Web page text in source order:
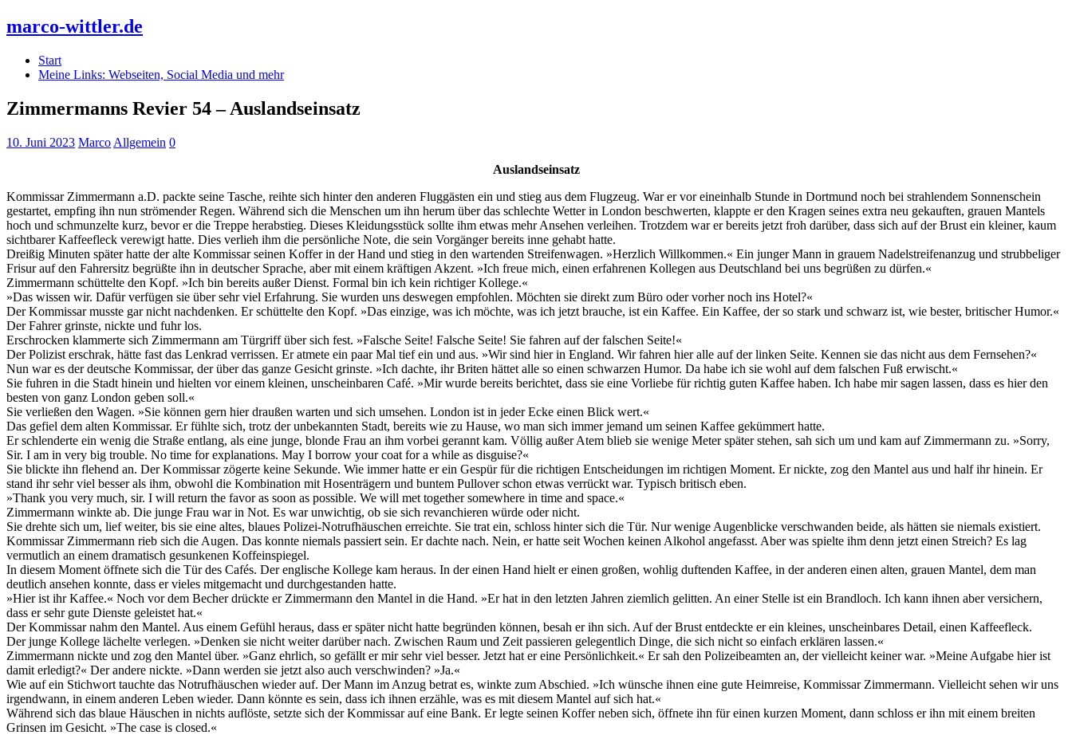
marco-wittler.de
Start
Meine Links: Webseiten, Social Media und mehr
Zimmermanns Revier 54 – Auslandseinsatz
10. Juni 2023 Marco Allgemein 0
Auslandseinsatz
Kommissar Zimmermann a.D. packte seine Tasche, reihte sich hinter den anderen Fluggästen ein und stieg aus dem Flugzeug. War er vor eineinhalb Stunde in Dortmund noch bei strahlendem Sonnenschein
gestartet, empfing ihn nun strömender Regen. Während sich die Menschen um ihn herum über das schlechte Wetter in London beschwerten, klappte er den Kragen seines extra neu gekauften, grauen Mantels
hoch und schmunzelte kurz, bevor er die Treppe herabstieg. Dieses Kleidungsstück sollte ihm etwas mehr Ansehen verleihen. Trotzdem war er bereits jetzt froh darüber, dass sich auf der Brust ein kleiner, kaum
sichtbarer Kaffeefleck verewigt hatte. Dies verlieh ihm die persönliche Note, die sein Vorgänger bereits inne gehabt hatte.
Dreißig Minuten später hatte der alte Kommissar seinen Koffer in der Hand und stieg in den wartenden Streifenwagen. »Herzlich Willkommen.« Ein junger Mann in grauem Nadelstreifenanzug und strubbeliger
Frisur auf den Fahrersitz begrüßte ihn in deutscher Sprache, aber mit einem kräftigen Akzent. »Ich freue mich, einen erfahrenen Kollegen aus Deutschland bei uns begrüßen zu dürfen.«
Zimmermann schüttelte den Kopf. »Ich bin bereits außer Dienst. Formal bin ich kein richtiger Kollege.«
»Das wissen wir. Dafür verfügen sie über sehr viel Erfahrung. Sie wurden uns deswegen empfohlen. Möchten sie direkt zum Büro oder vorher noch ins Hotel?«
Der Kommissar musste gar nicht nachdenken. Er schüttelte den Kopf. »Das einzige, was ich möchte, was ich jetzt brauche, ist ein Kaffee. Ein Kaffee, der so stark und schwarz ist, wie bester, britischer Humor.«
Der Fahrer grinste, nickte und fuhr los.
Erschrocken klammerte sich Zimmermann am Türgriff über sich fest. »Falsche Seite! Falsche Seite! Sie fahren auf der falschen Seite!«
Der Polizist erschrak, hätte fast das Lenkrad verrissen. Er atmete ein paar Mal tief ein und aus. »Wir sind hier in England. Wir fahren hier alle auf der linken Seite. Kennen sie das nicht aus dem Fernsehen?«
Nun war es der deutsche Kommissar, der über das ganze Gesicht grinste. »Ich dachte, ihr Briten hättet alle so einen schwarzen Humor. Da habe ich sie wohl auf dem falschen Fuß erwischt.«
Sie fuhren in die Stadt hinein und hielten vor einem kleinen, unscheinbaren Café. »Mir wurde bereits berichtet, dass sie eine Vorliebe für richtig guten Kaffee haben. Ich habe mir sagen lassen, dass es hier den
besten von ganz London geben soll.«
Sie verließen den Wagen. »Sie können gern hier draußen warten und sich umsehen. London ist in jeder Ecke einen Blick wert.«
Das gefiel dem alten Kommissar. Er fühlte sich, trotz der unbekannten Stadt, bereits wie zu Hause, wo man sich immer jemand um seinen Kaffee gekümmert hatte.
Er schlenderte ein wenig die Straße entlang, als eine junge, blonde Frau an ihm vorbei gerannt kam. Völlig außer Atem blieb sie wenige Meter später stehen, sah sich um und kam auf Zimmermann zu. »Sorry,
Sir. I am in very big trouble. No time for explanations. May I borrow your coat for a while as disguise?«
Sie blickte ihn flehend an. Der Kommissar zögerte keine Sekunde. Wie immer hatte er ein Gespür für die richtigen Entscheidungen im richtigen Moment. Er nickte, zog den Mantel aus und half ihr hinein. Er
stand ihr sehr viel besser als ihm, obwohl die Kombination mit Hosenträgern und buntem Pullover schon etwas verrückt war. Typisch britisch eben.
»Thank you very much, sir. I will return the favor as soon as possible. We will met together somewhere in time and space.«
Zimmermann winkte ab. Die junge Frau war in Not. Es war unwichtig, ob sie sich revanchieren würde oder nicht.
Sie drehte sich um, lief weiter, bis sie eine altes, blaues Polizei-Notrufhäuschen erreichte. Sie trat ein, schloss hinter sich die Tür. Nur wenige Augenblicke verschwanden beide, als hätten sie niemals existiert.
Kommissar Zimmermann rieb sich die Augen. Das konnte niemals passiert sein. Er dachte nach. Nein, er hatte seit Wochen keinen Alkohol angefasst. Aber was spielte ihm denn jetzt einen Streich? Es lag
vermutlich an einem dramatisch gesunkenen Koffeinspiegel.
In diesem Moment öffnete sich die Tür des Cafés. Der englische Kollege kam heraus. In der einen Hand hielt er einen großen, wohlig duftenden Kaffee, in der anderen einen alten, grauen Mantel, dem man
deutlich ansehen konnte, dass er vieles mitgemacht und durchgestanden hatte.
»Hier ist ihr Kaffee.« Noch vor dem Becher drückte er Zimmermann den Mantel in die Hand. »Er hat in den letzten Jahren ziemlich gelitten. An einer Stelle ist ein Brandloch. Ich kann ihnen aber versichern,
dass er sehr gute Dienste geleistet hat.«
Der Kommissar nahm den Mantel. Aus einem Gefühl heraus, dass er später nicht hatte begründen können, besah er ihn sich. Auf der Brust entdeckte er ein kleines, unscheinbares Detail, einen Kaffeefleck.
Der junge Kollege lächelte verlegen. »Denken sie nicht weiter darüber nach. Zwischen Raum und Zeit passieren gelegentlich Dinge, die sich nicht so einfach erklären lassen.«
Zimmermann nickte und zog den Mantel über. »Ganz ehrlich, so gefällt er mir sehr viel besser. Jetzt hat er eine Persönlichkeit.« Er sah den Polizeibeamten an, der vielleicht keiner war. »Meine Aufgabe hier ist
damit erledigt?« Der andere nickte. »Dann werden sie jetzt also auch verschwinden? »Ja.«
Wie auf ein Stichwort tauchte das Notrufhäuschen wieder auf. Der Mann im Anzug betrat es, winkte zum Abschied. »Ich wünsche ihnen eine gute Heimreise, Kommissar Zimmermann. Vielleicht sehen wir uns
irgendwann, in einem anderen Leben wieder. Dann könnte es sein, dass ich ihnen erzähle, was es mit diesem Mantel auf sich hat.«
Während sich das blaue Häuschen in nichts auflöste, setzte sich der Kommissar auf eine Bank. Er legte seinen Koffer neben sich, öffnete ihn für einen kurzen Moment, dann schloss er ihn mit einem breiten
Grinsen im Gesicht. »The case is closed.«